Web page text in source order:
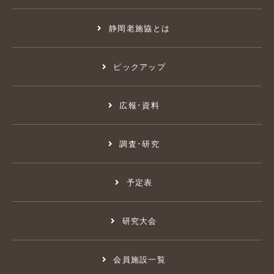
静岡老施協とは
ピックアップ
広報･資料
調査･研究
予定表
研究大会
会員施設一覧